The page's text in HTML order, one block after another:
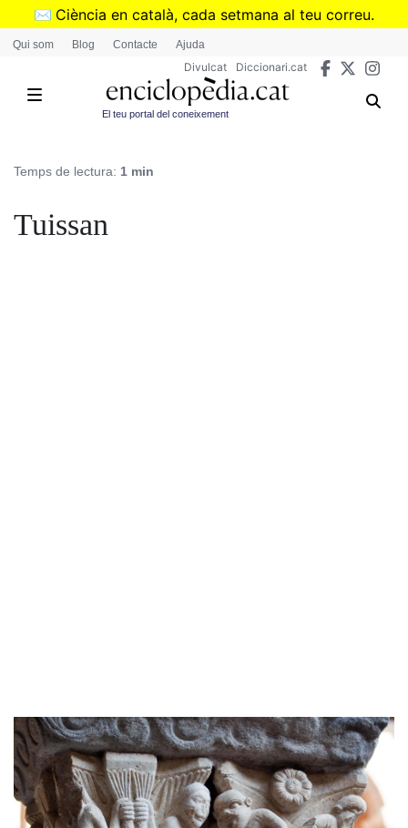
Vés
✉️ Ciència en català, cada setmana al teu correu.
➜Subscriu-te al butlletí de Divulcat
Qui som Blog Contacte Ajuda
Divulcat Diccionari.cat
El teu portal del coneixement
Temps de lectura: 1 min
Tuissan